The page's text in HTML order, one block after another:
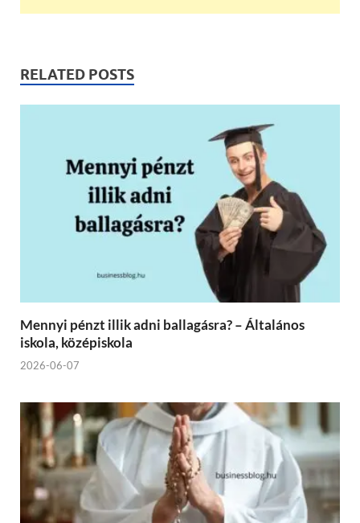
RELATED POSTS
Mennyi pénzt illik adni ballagásra? – Általános
iskola, középiskola
2026-06-07